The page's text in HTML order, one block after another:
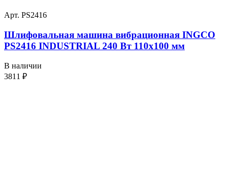
Арт. PS2416
Шлифовальная машина вибрационная INGCO
PS2416 INDUSTRIAL 240 Вт 110х100 мм
В наличии
3811 ₽